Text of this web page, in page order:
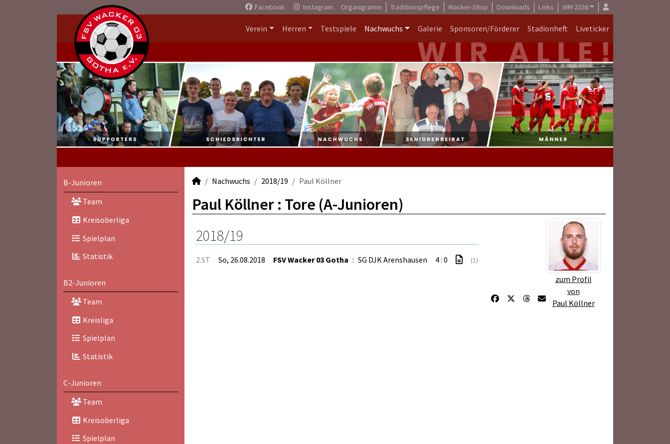
Facebook Instagram Organigramm Traditionspflege Wacker-Shop Downloads Links WM 2026
Verein Herren Testspiele Nachwuchs Galerie Sponsoren/Förderer Stadionheft Liveticker
B-Junioren
Team
Kreisoberliga
Spielplan
Statistik
B2-Junioren
Team
Kreisliga
Spielplan
Statistik
C-Junioren
Team
Kreisoberliga
Spielplan
Nachwuchs 2018/19 Paul Köllner
Paul Köllner : Tore (A-Junioren)
zum Profil
von
Paul Köllner
2018/19
2.ST So, 26.08.2018 FSV Wacker 03 Gotha : SG DJK Arenshausen 4 : 0 (1)